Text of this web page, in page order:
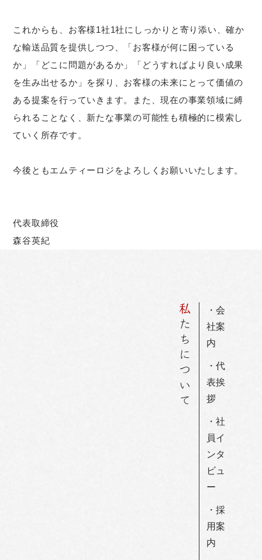
これからも、お客様1社1社にしっかりと寄り添い、確か
な輸送品質を提供しつつ、「お客様が何に困っている
か」「どこに問題があるか」「どうすればより良い成果
を生み出せるか」を探り、お客様の未来にとって価値の
ある提案を行っていきます。また、現在の事業領域に縛
られることなく、新たな事業の可能性も積極的に模索し
ていく所存です。
今後ともエムティーロジをよろしくお願いいたします。
代表取締役
森谷英紀
私
たちについて
・会
社案
内
・代
表挨
拶
・社
員イ
ンタ
ビュ
ー
・採
用案
内